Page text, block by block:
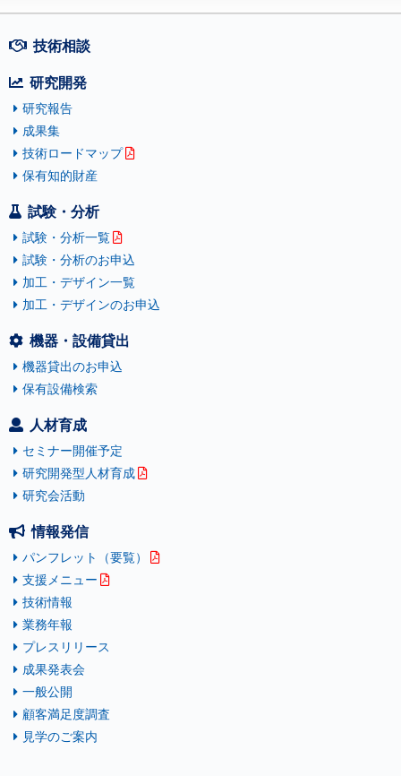
技術相談
研究開発
研究報告
成果集
技術ロードマップ
保有知的財産
試験・分析
試験・分析一覧
試験・分析のお申込
加工・デザイン一覧
加工・デザインのお申込
機器・設備貸出
機器貸出のお申込
保有設備検索
人材育成
セミナー開催予定
研究開発型人材育成
研究会活動
情報発信
パンフレット（要覧）
支援メニュー
技術情報
業務年報
プレスリリース
成果発表会
一般公開
顧客満足度調査
見学のご案内